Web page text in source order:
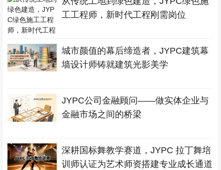
工工程师，新时代工程刚需岗位
城市颜值的幕后缔造者，JYPC建筑幕
墙设计师铸就建筑光影美学
JYPC公司金融顾问——做实体企业与
金融市场之间的桥梁
深耕国标舞教学赛道，JYPC 拉丁舞培
训师认证为艺术师资搭建专业成长通道